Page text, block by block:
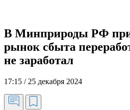
В Минприроды РФ
рынок сбыта
не заработал
17:15 / 25 декабря 2024